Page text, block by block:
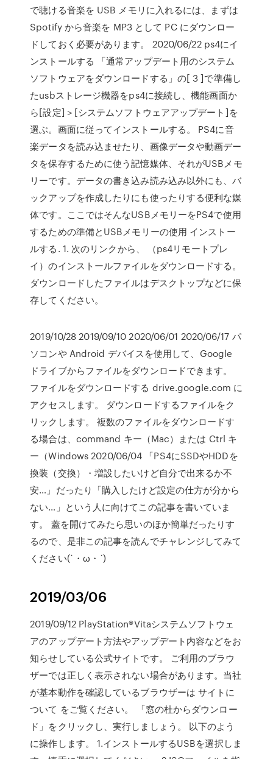
で聴ける音楽を USB メモリに入れるには、まずは
Spotify から音楽を MP3 として PC にダウンロー
ドしておく必要があります。 2020/06/22 ps4にイ
ンストールする 「通常アップデート用のシステム
ソフトウェアをダウンロードする」の[ 3 ]で準備し
たusbストレージ機器をps4に接続し、機能画面か
ら[設定]＞[システムソフトウェアアップデート]を
選ぶ。画面に従ってインストールする。 PS4に音
楽データを読み込ませたり、画像データや動画デー
タを保存するために使う記憶媒体、それがUSBメモ
リーです。データの書き込み読み込み以外にも、バ
ックアップを作成したりにも使ったりする便利な媒
体です。ここではそんなUSBメモリーをPS4で使用
するための準備とUSBメモリーの使用 インストー
ルする. 1. 次のリンクから、 （ps4リモートプレ
イ）のインストールファイルをダウンロードする。
ダウンロードしたファイルはデスクトップなどに保
存してください。
2019/10/28 2019/09/10 2020/06/01 2020/06/17 パ
ソコンや Android デバイスを使用して、Google
ドライブからファイルをダウンロードできます。
ファイルをダウンロードする drive.google.com に
アクセスします。 ダウンロードするファイルをク
リックします。 複数のファイルをダウンロードす
る場合は、command キー（Mac）または Ctrl キ
ー（Windows 2020/06/04 「PS4にSSDやHDDを
換装（交換）・増設したいけど自分で出来るか不
安…」だったり「購入したけど設定の仕方が分から
ない…」という人に向けてこの記事を書いていま
す。 蓋を開けてみたら思いのほか簡単だったりす
るので、是非この記事を読んでチャレンジしてみて
ください(`・ω・´)
2019/03/06
2019/09/12 PlayStation®Vitaシステムソフトウェ
アのアップデート方法やアップデート内容などをお
知らせしている公式サイトです。 ご利用のブラウ
ザーでは正しく表示されない場合があります。当社
が基本動作を確認しているブラウザーは サイトに
ついて をご覧ください。 「窓の杜からダウンロー
ド」をクリックし、実行しましょう。 以下のよう
に操作します。 1.インストールするUSBを選択しま